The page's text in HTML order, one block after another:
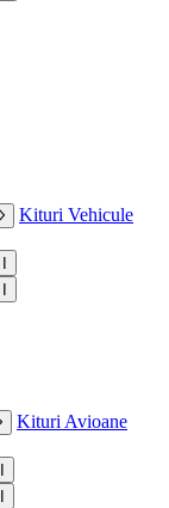
Kituri Vehicule
Kituri Avioane